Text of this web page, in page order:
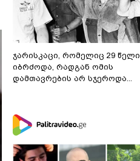
ჯარისკაცი, რომელიც 29 წელი
იბრძოდა, რადგან ომის
დამთავრების არ სჯეროდა...